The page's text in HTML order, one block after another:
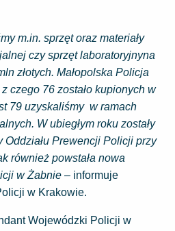
m.in. sprzęt oraz materiały
czy sprzęt laboratoryjnyna
złotych. Małopolska Policja
czego 76 zostało kupionych w
79 uzyskaliśmy w ramach
W ubiegłym roku zostały
Oddziału Prewencji Policji przy
również powstała nowa
w Żabnie – informuje
w Krakowie.
Wojewódzki Policji w